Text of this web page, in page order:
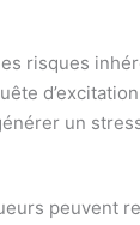
risques
un
peuvent